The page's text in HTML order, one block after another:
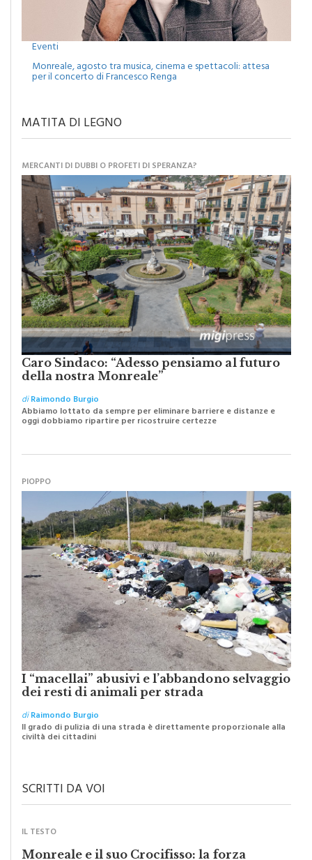
Eventi
Monreale, agosto tra musica, cinema e spettacoli: attesa
MATITA DI LEGNO
MERCANTI DI DUBBI O PROFETI DI SPERANZA?
Caro Sindaco: “Adesso pensiamo al futuro
della nostra Monreale”
diRaimondo Burgio
I “macellai” abusivi e l’abbandono selvaggio
dei resti di animali per strada
diRaimondo Burgio
SCRITTI DA VOI
IL TESTO